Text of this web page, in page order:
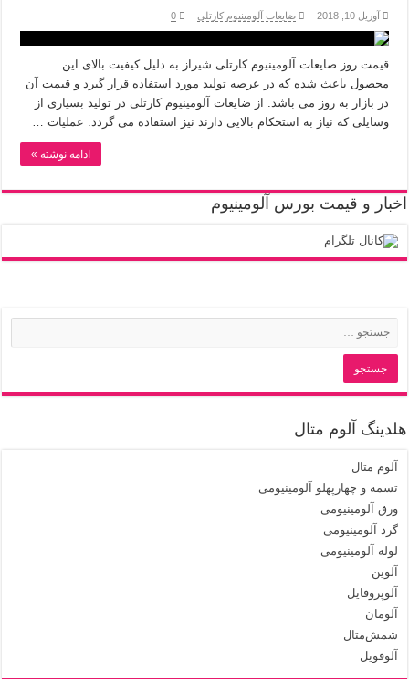
آوریل 10, 2018 ضایعات آلومینیوم کارتلی 0
قیمت روز ضایعات آلومینیوم کارتلی شیراز به دلیل کیفیت بالای این
محصول باعث شده که در عرصه تولید مورد استفاده قرار گیرد و قیمت آن
در بازار به روز می باشد. از ضایعات آلومینیوم کارتلی در تولید بسیاری از
وسایلی که نیاز به استحکام بالایی دارند نیز استفاده می گردد. عملیات …
ادامه نوشته »
اخبار و قیمت بورس آلومینیوم
هلدینگ آلوم متال
آلوم متال
تسمه و چهارپهلو آلومینیومی
ورق آلومینیومی
گرد آلومینیومی
لوله آلومینیومی
آلوین
آلوپروفایل
آلومان
شمش‌متال
آلوفویل